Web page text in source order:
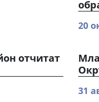
20
отчитат
31